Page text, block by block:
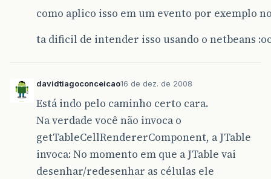
como aplico isso em um evento por exemplo
ta dificil de intender isso usando o netbeans
davidtiagoconceicao16 de dez. de 2008
Está indo pelo caminho certo cara.
Na verdade você não invoca o
getTableCellRendererComponent, a JTable
invoca: No momento em que a JTable vai
desenhar/redesenhar as células ele